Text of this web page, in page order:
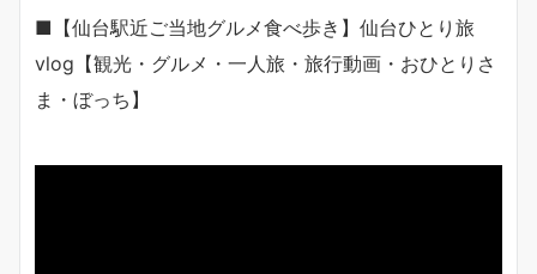
■【仙台駅近ご当地グルメ食べ歩き】仙台ひとり旅
vlog【観光・グルメ・一人旅・旅行動画・おひとりさ
ま・ぼっち】